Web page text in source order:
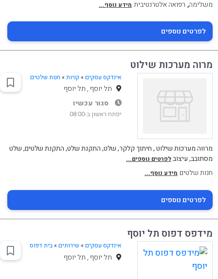
משלימה, רפואה אלטרנטיבית מידע נוסף...
לפרטים נוספים
מרוה מערכות שילוט
אינדקס עסקים » קניות» חנות שלטים
תל יוסף , תל יוסף
סגור עכשיו
יפתח ראשון ב-08:00
מרווה מערכות שילוט , חיתוך קלקר, שלט, התקנת שלט, התקנת שלטים, שלט
מסתובב, עיצובלפרטים נוספים...
חנות שלטים מידע נוסף...
לפרטים נוספים
מידפס דפוס תל יוסף
אינדקס עסקים » שירותים»בית דפוס
תל יוסף , תל יוסף